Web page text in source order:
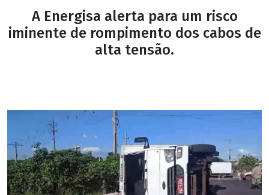
A Energisa alerta para um risco
iminente de rompimento dos cabos de
alta tensão.